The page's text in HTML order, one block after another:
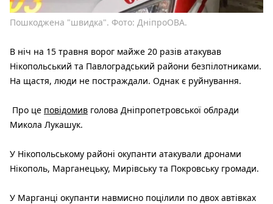
Пошкоджена "швидка". Фото: ДніпроОВА.
В ніч на 15 травня ворог майже 20 разів атакував
Нікопольський та Павлоградський райони безпілотниками.
На щастя, люди не постраждали. Однак є руйнування.
Про це повідомив голова Дніпропетровської облради
Микола Лукашук.
У Нікопольському районі окупанти атакували дронами
Нікополь, Марганецьку, Мирівську та Покровську громади.
У Марганці окупанти навмисно поцілили по двох автівках